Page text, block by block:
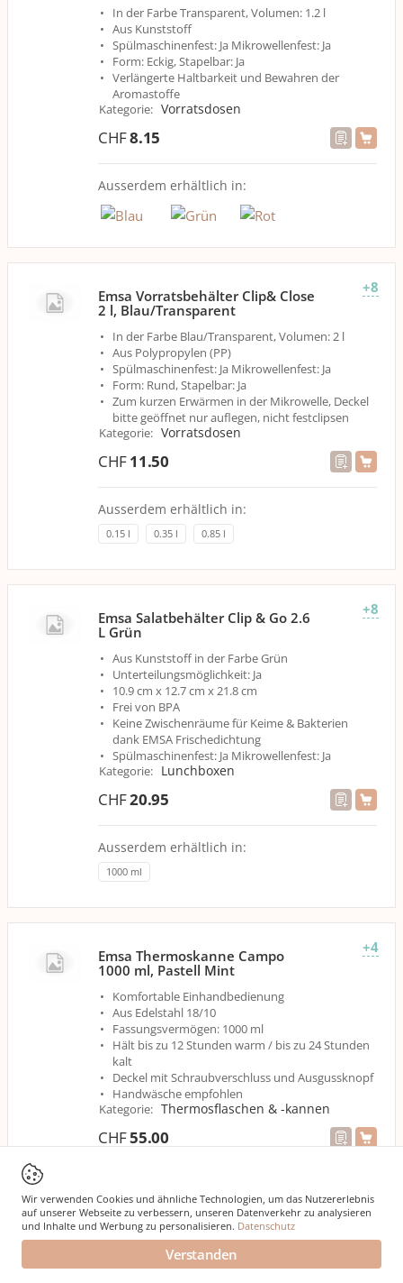
In der Farbe Transparent, Volumen: 1.2 l
Aus Kunststoff
Spülmaschinenfest: Ja Mikrowellenfest: Ja
Form: Eckig, Stapelbar: Ja
Verlängerte Haltbarkeit und Bewahren der
Aromastoffe
Kategorie: Vorratsdosen
CHF8.15
Ausserdem erhältlich in:
+8
Emsa Vorratsbehälter Clip& Close
2 l, Blau/Transparent
In der Farbe Blau/Transparent, Volumen: 2 l
Aus Polypropylen (PP)
Spülmaschinenfest: Ja Mikrowellenfest: Ja
Form: Rund, Stapelbar: Ja
Zum kurzen Erwärmen in der Mikrowelle, Deckel
bitte geöffnet nur auflegen, nicht festclipsen
Kategorie: Vorratsdosen
CHF11.50
Ausserdem erhältlich in:
0.15 l 0.35 l 0.85 l
+8
Emsa Salatbehälter Clip & Go 2.6
L Grün
Aus Kunststoff in der Farbe Grün
Unterteilungsmöglichkeit: Ja
10.9 cm x 12.7 cm x 21.8 cm
Frei von BPA
Keine Zwischenräume für Keime & Bakterien
dank EMSA Frischedichtung
Spülmaschinenfest: Ja Mikrowellenfest: Ja
Kategorie: Lunchboxen
CHF20.95
Ausserdem erhältlich in:
1000 ml
+4
Emsa Thermoskanne Campo
1000 ml, Pastell Mint
Komfortable Einhandbedienung
Aus Edelstahl 18/10
Fassungsvermögen: 1000 ml
Hält bis zu 12 Stunden warm / bis zu 24 Stunden
kalt
Deckel mit Schraubverschluss und Ausgussknopf
Handwäsche empfohlen
Kategorie: Thermosflaschen & -kannen
CHF55.00
Wir verwenden Cookies und ähnliche Technologien, um das Nutzererlebnis
auf unserer Webseite zu verbessern, unseren Datenverkehr zu analysieren
und Inhalte und Werbung zu personalisieren. Datenschutz
Verstanden